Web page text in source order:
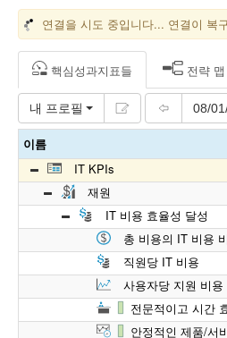
연결을 시도 중입니다... 연결이 복
핵심성과지표들 전략 맵
내 프로필 08/
이름
IT KPIs
재원
IT 비용 효율성 달성
총 비용의 IT 비용
직원당 IT 비용
사용자당 지원 비용
전문적이고 시간
안정적인 제품/서